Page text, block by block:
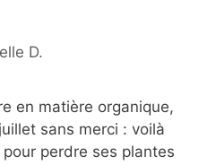
D.
en matière organique,
sans merci : voilà
perdre ses plantes